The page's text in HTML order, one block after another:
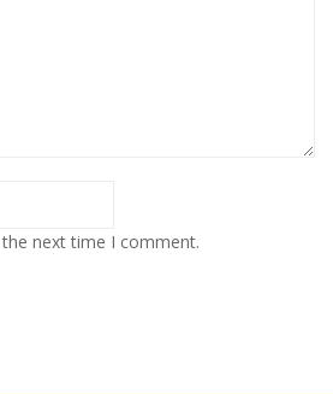
next time I comment.